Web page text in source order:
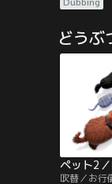
スで娘と暮
活を送る元
ド・ショウ
たMI6の女
護して欲
どうぶ
ペット2
吹替／お行